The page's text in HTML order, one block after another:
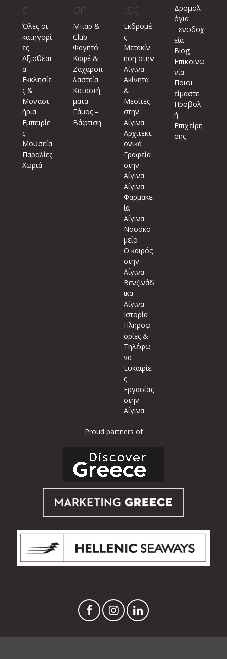
ε
Όλες οι
κατηγορί
ες
Αξιοθέατ
α
Εκκλησίε
ς &
Μοναστ
ήρια
Εμπειρίε
ς
Μουσεία
Παραλίες
Χωριά
ση
Μπαρ &
Club
Φαγητό
Καφέ &
Ζαχαροπ
λαστεία
Καταστή
ματα
Γάμος –
Βάφτιση
ίες
Εκδρομέ
ς
Μετακίν
ηση στην
Αίγινα
Ακίνητα
&
Μεσίτες
στην
Αίγινα
Αρχιτεκτ
ονικά
Γραφεία
στην
Αίγινα
Αίγινα
Φαρμακε
ία
Αίγινα
Νοσοκο
μείο
Ο καιρός
στην
Αίγινα
Βενζινάδ
ικα
Αίγινα
Ιστορία
Πληροφ
ορίες &
Τηλέφω
να
Ευκαιρίε
ς
Εργασίας
στην
Αίγινα
Δρομολ
όγια
Ξενοδοχ
εία
Blog
Επικοινω
νία
Ποιοι
είμαστε
Προβολ
ή
Επιχείρη
σης
Proud partners of